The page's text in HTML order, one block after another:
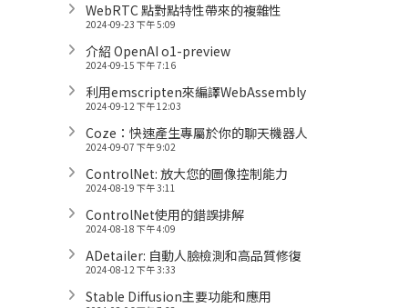
WebRTC 點對點特性帶來的複雜性
2024-09-23 下午 5:09
介紹 OpenAI o1-preview
2024-09-15 下午 7:16
利用emscripten來編譯WebAssembly
2024-09-12 下午 12:03
Coze：快速產生專屬於你的聊天機器人
2024-09-07 下午 9:02
ControlNet: 放大您的圖像控制能力
2024-08-19 下午 3:11
ControlNet使用的錯誤排解
2024-08-18 下午 4:09
ADetailer: 自動人臉檢測和高品質修復
2024-08-12 下午 3:33
Stable Diffusion主要功能和應用